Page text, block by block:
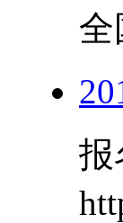
全
报